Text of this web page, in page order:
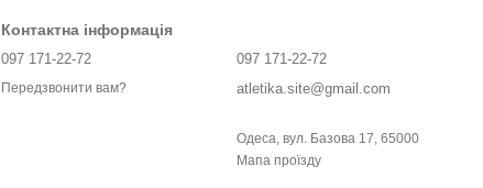
Контактна інформація
097 171-22-72
Передзвонити вам?
097 171-22-72
atletika.site@gmail.com
Одеса, вул. Базова 17, 65000
Мапа проїзду